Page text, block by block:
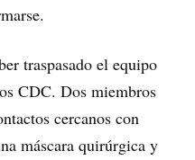
traspasado el equipo
CDC. Dos miembros
cercanos con
máscara quirúrgica y